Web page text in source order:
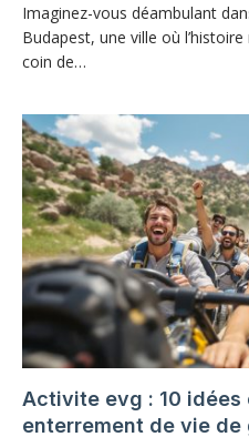
Imaginez-vous déambulant
Budapest, une ville où
coin de…
Activite evg : 10 idées
enterrement de vie de